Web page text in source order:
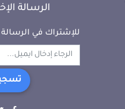
الرسالة
للإشتراك في الرسالة